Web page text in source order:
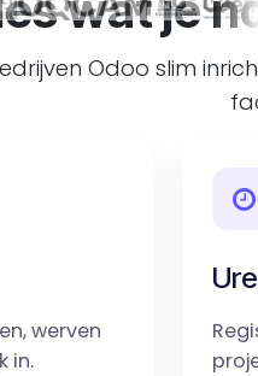
Odoo slim
werven
in.